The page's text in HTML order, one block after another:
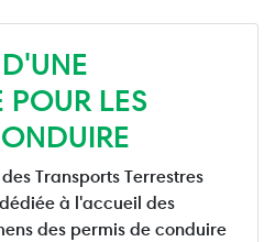
POUR LES
Transports Terrestres
à l'accueil des
des permis de conduire